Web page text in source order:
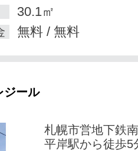
30.1㎡
無料 / 無料
ジール
札幌市営地下鉄
平岸駅から徒歩5